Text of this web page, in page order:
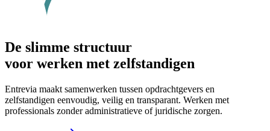
De slimme structuur
voor werken met zelfstandigen
Entrevia maakt samenwerken tussen opdrachtgevers en
zelfstandigen eenvoudig, veilig en transparant. Werken met
professionals zonder administratieve of juridische zorgen.